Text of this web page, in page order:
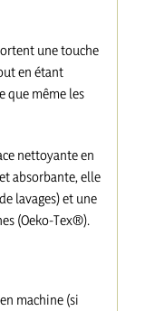
une touche
en étant
que même les
nettoyante en
absorbante, elle
lavages) et une
(Oeko-Tex®).
machine (si